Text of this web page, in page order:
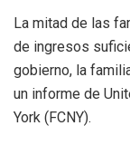
La mitad de las
de ingresos
gobierno, la
un informe de
York (FCNY).